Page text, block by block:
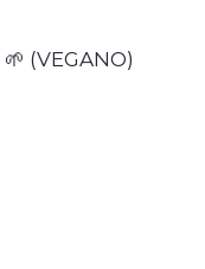
🌱 (VEGANO)